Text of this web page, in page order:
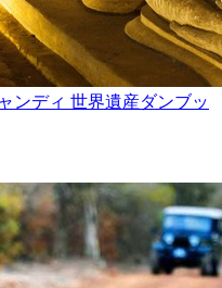
ンディ 世界遺産ダンブッ